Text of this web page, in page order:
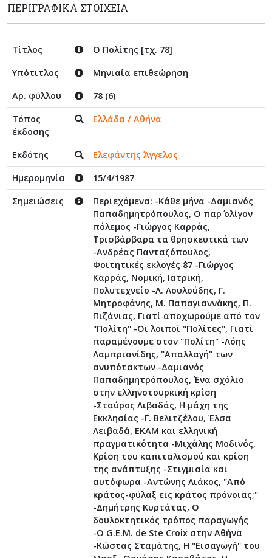
ΠΕΡΙΓΡΑΦΙΚΆ ΣΤΟΙΧΕΊΑ
Τίτλος
Ο Πολίτης [τχ. 78]
Υπότιτλος
Μηνιαία επιθεώρηση
Αρ. φύλλου
78 (6)
Τόπος
έκδοσης
Ελλάδα / Αθήνα
Εκδότης
Ελεφάντης Άγγελος
Ημερομηνία
15/4/1987
Σημειώσεις
Περιεχόμενα: -Κάθε μήνα -Δαμιανός
Παπαδημητρόπουλος, Ο παρ΄ ολίγον
πόλεμος -Γιώργος Καρράς,
Τρισβάρβαρα τα θρησκευτικά των
-Ανδρέας Πανταζόπουλος,
Φοιτητικές εκλογές ΄87 -Γιώργος
Καρράς, Νομική, Ιατρική,
Πολυτεχνείο -Λ. Λουλούδης, Γ.
Μητροφάνης, Μ. Παπαγιαννάκης, Π.
Πιζάνιας, Γιατί αποχωρούμε από τον
"Πολίτη" -Οι λοιποί "Πολίτες", Γιατί
παραμένουμε στον "Πολίτη" -Λόης
Λαμπριανίδης, "Απαλλαγή" των
ανυπότακτων -Δαμιανός
Παπαδημητρόπουλος, Ένα σχόλιο
στην ελληνοτουρκική κρίση
-Σταύρος Λιβαδάς, Η μάχη της
Εκκλησίας -Γ. Βελιτζέλου, Έλσα
Λειβαδά, ΕΚΑΜ και ελληνική
πραγματικότητα -Μιχάλης Μοδινός,
Κρίση του καπιταλισμού και κρίση
της ανάπτυξης -Στιγμιαία και
αυτόφωρα -Αντώνης Λιάκος, "Από
κράτος-φύλαξ εις κράτος πρόνοιας;"
-Δημήτρης Κυρτάτας, Ο
δουλοκτητικός τρόπος παραγωγής
-Ο G.E.M. de Ste Croix στην Αθήνα
-Κώστας Σταμάτης, Η "Εισαγωγή" του